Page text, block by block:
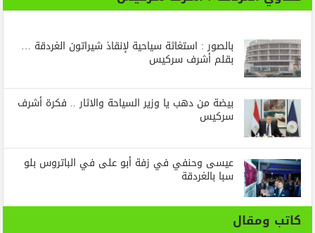
بالصور : استغاثة سياحية لإنقاذ شيراتون الغردقة …
بقلم أشرف سركيس
بيضة من دهب يا وزير السياحة والاثار .. فكرة أشرف
سركيس
عيسى وحنفي في زفة أبو على في الباتروس بلو
سبا بالغردقة
كاتب ومقال